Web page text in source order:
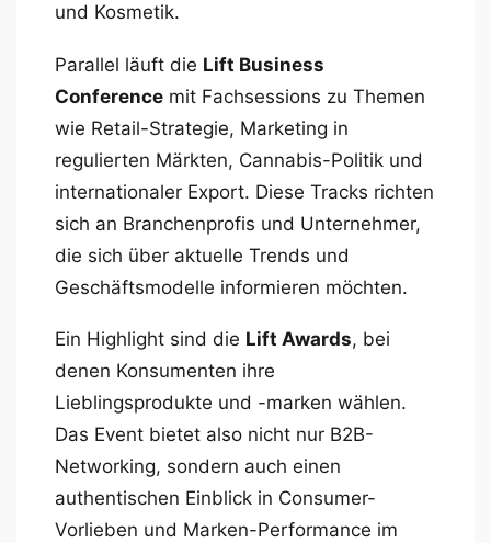
und Kosmetik.
Parallel läuft die Lift Business
Conference mit Fachsessions zu Themen
wie Retail-Strategie, Marketing in
regulierten Märkten, Cannabis-Politik und
internationaler Export. Diese Tracks richten
sich an Branchenprofis und Unternehmer,
die sich über aktuelle Trends und
Geschäftsmodelle informieren möchten.
Ein Highlight sind die Lift Awards, bei
denen Konsumenten ihre
Lieblingsprodukte und -marken wählen.
Das Event bietet also nicht nur B2B-
Networking, sondern auch einen
authentischen Einblick in Consumer-
Vorlieben und Marken-Performance im